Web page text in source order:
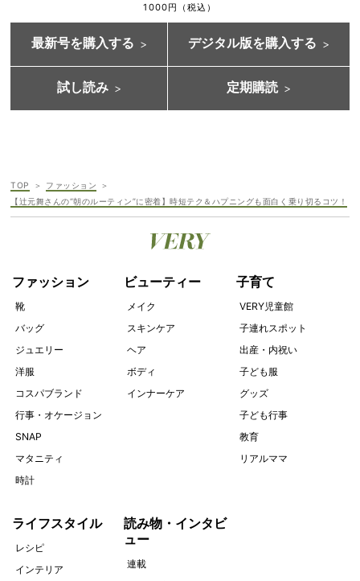
1000円（税込）
最新号を購入する デジタル版を購入する
試し読み 定期購読
TOP
ファッション
【辻元舞さんの“朝のルーティン”に密着】時短テク＆ハプニングも面白く乗り切るコツ！
ファッション
靴
バッグ
ジュエリー
洋服
コスパブランド
行事・オケージョン
SNAP
マタニティ
時計
ビューティー
メイク
スキンケア
ヘア
ボディ
インナーケア
子育て
VERY児童館
子連れスポット
出産・内祝い
子ども服
グッズ
子ども行事
教育
リアルママ
ライフスタイル
レシピ
インテリア
読み物・インタビ
ュー
連載